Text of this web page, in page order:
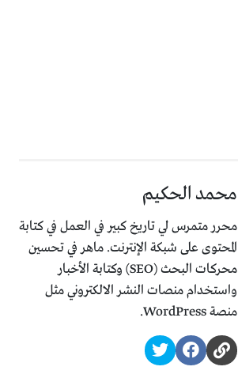
محمد الحكيم
محرر متمرس لي تاريخ كبير في العمل في كتابة
المحتوى على شبكة الإنترنت. ماهر في تحسين
محركات البحث (SEO) وكتابة الأخبار
واستخدام منصات النشر الالكتروني مثل
منصة WordPress.